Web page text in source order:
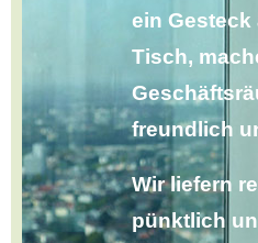
ein Gesteck
Tisch,
freundlich
Wir liefern
pünktlich